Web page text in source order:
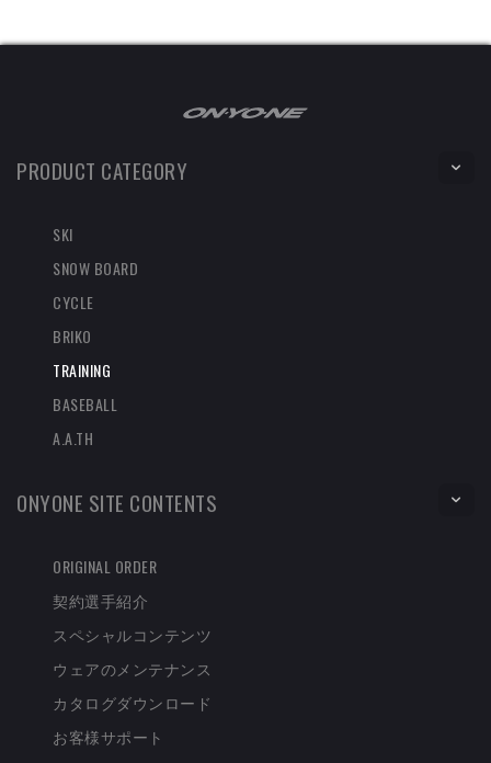
PRODUCT CATEGORY
SKI
SNOW BOARD
CYCLE
BRIKO
TRAINING
BASEBALL
A.A.TH
ONYONE SITE CONTENTS
ORIGINAL ORDER
契約選手紹介
スペシャルコンテンツ
ウェアのメンテナンス
カタログダウンロード
お客様サポート